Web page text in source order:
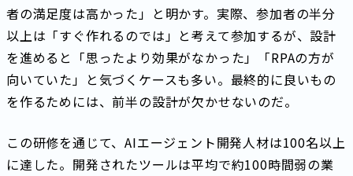
者の満足度は高かった」と明かす。実際、参加者の半分
以上は「すぐ作れるのでは」と考えて参加するが、設計
を進めると「思ったより効果がなかった」「RPAの方が
向いていた」と気づくケースも多い。最終的に良いもの
を作るためには、前半の設計が欠かせないのだ。
この研修を通じて、AIエージェント開発人材は100名以上
に達した。開発されたツールは平均で約100時間弱の業